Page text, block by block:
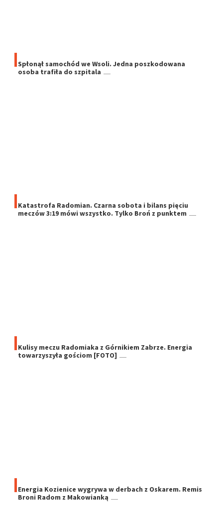
Spłonął samochód we Wsoli. Jedna poszkodowana
osoba trafiła do szpitala
Katastrofa Radomian. Czarna sobota i bilans pięciu
meczów 3:19 mówi wszystko. Tylko Broń z punktem
Kulisy meczu Radomiaka z Górnikiem Zabrze. Energia
towarzyszyła gościom [FOTO]
Energia Kozienice wygrywa w derbach z Oskarem. Remis
Broni Radom z Makowianką